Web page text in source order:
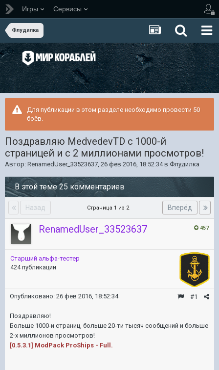
Игры Сервисы
Флудилка
Для публикации в этом разделе необходимо провести 50
боёв.
Поздравляю MedvedevTD с 1000-й
страницей и с 2 миллионами просмотров!
Автор: RenamedUser_33523637, 26 фев 2016, 18:52:34в Флудилка
В этой теме 25 комментариев
Назад Вперёд
Страница 1 из 2
457
RenamedUser_33523637
Старший альфа-тестер
424 публикации
#1
Опубликовано: 26 фев 2016, 18:52:34
Поздравляю!
Больше 1000-и страниц, больше 20-ти тысяч сообщений и больше
2-х миллионов просмотров!
[0.5.3.1] ModPack ProShips - Full.